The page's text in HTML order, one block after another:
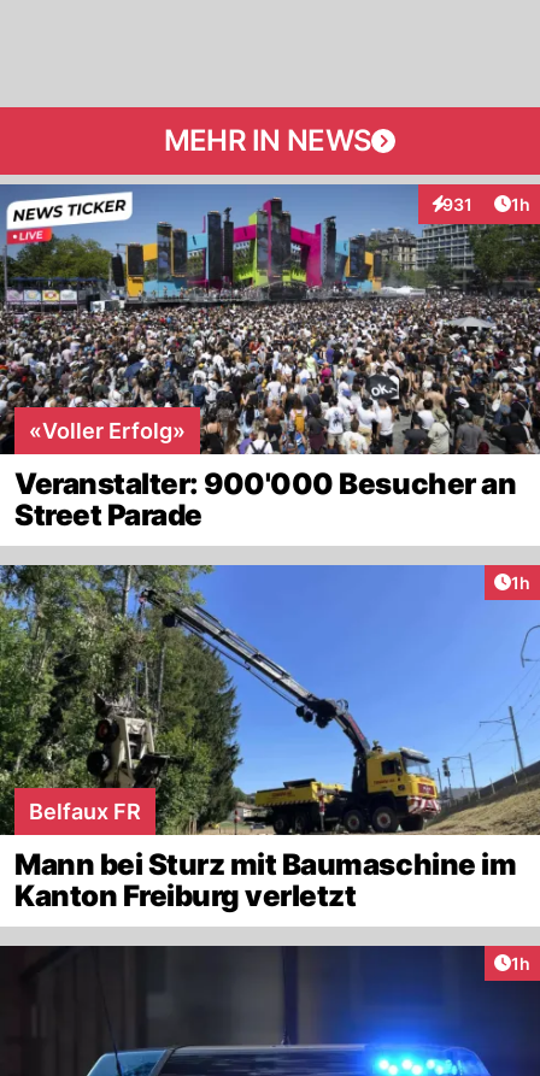
MEHR IN NEWS
931
Interaktionen
1h
«Voller Erfolg»
Veranstalter: 900'000 Besucher an
Street Parade
1h
Belfaux FR
Mann bei Sturz mit Baumaschine im
Kanton Freiburg verletzt
1h